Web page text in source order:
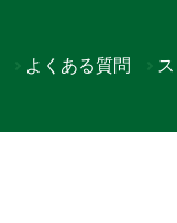
よくある質問